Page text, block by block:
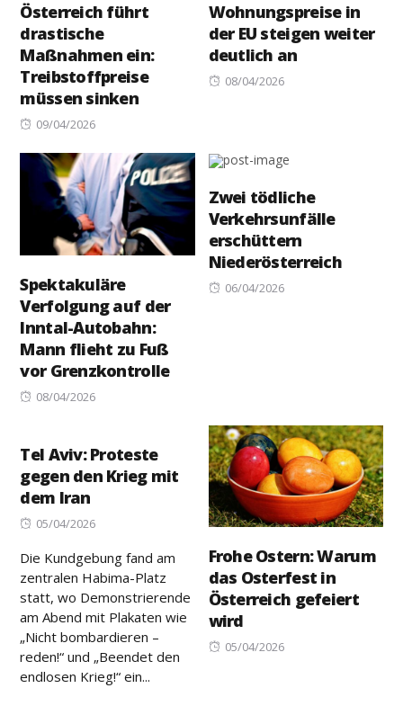
Österreich führt
drastische
Maßnahmen ein:
Treibstoffpreise
müssen sinken
Posted
09/04/2026
Wohnungspreise in
der EU steigen weiter
deutlich an
Posted
08/04/2026
Spektakuläre
Verfolgung auf der
Inntal-Autobahn:
Mann flieht zu Fuß
vor Grenzkontrolle
Posted
08/04/2026
Zwei tödliche
Verkehrsunfälle
erschüttern
Niederösterreich
Posted
06/04/2026
Tel Aviv: Proteste
gegen den Krieg mit
dem Iran
Posted
05/04/2026
Die Kundgebung fand am
zentralen Habima-Platz
statt, wo Demonstrierende
am Abend mit Plakaten wie
„Nicht bombardieren –
reden!“ und „Beendet den
endlosen Krieg!“ ein...
Frohe Ostern: Warum
das Osterfest in
Österreich gefeiert
wird
Posted
05/04/2026